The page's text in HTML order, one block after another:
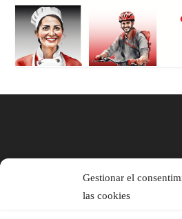
Gestionar el
las cookies